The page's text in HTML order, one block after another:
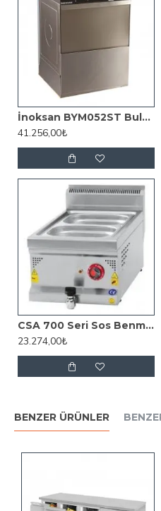
İnoksan BYM052ST Bulaşık Makinesi, 500 Tabak Kapasiteli, Tahliye Pompalı
41.256,00₺
CSA 700 Seri Sos Benmari Set Üstü Elektrikli 40x70 Cm
23.274,00₺
BENZER ÜRÜNLER